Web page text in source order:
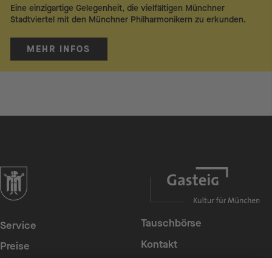
Eine einzigartige Gelegenheit, die vielfältigen Münchner
Stadtviertel mit den Münchner Philharmonikern zu erkunden.
MEHR INFOS
zur Website der Landeshauptstadt München
Service
Preise
Tauschbörse
Kontakt